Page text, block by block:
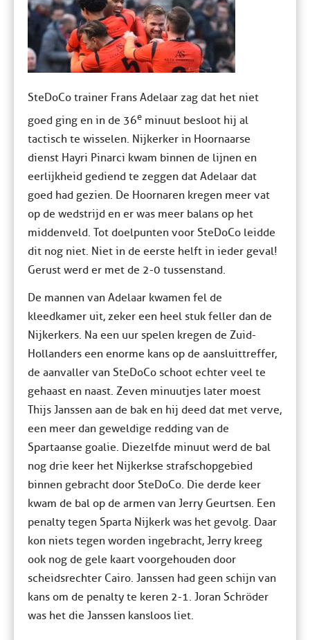
SteDoCo trainer Frans Adelaar zag dat het niet
goed ging en in de 36e minuut besloot hij al
tactisch te wisselen. Nijkerker in Hoornaarse
dienst Hayri Pinarci kwam binnen de lijnen en
eerlijkheid gediend te zeggen dat Adelaar dat
goed had gezien. De Hoornaren kregen meer vat
op de wedstrijd en er was meer balans op het
middenveld. Tot doelpunten voor SteDoCo leidde
dit nog niet. Niet in de eerste helft in ieder geval!
Gerust werd er met de 2-0 tussenstand.
De mannen van Adelaar kwamen fel de
kleedkamer uit, zeker een heel stuk feller dan de
Nijkerkers. Na een uur spelen kregen de Zuid-
Hollanders een enorme kans op de aansluittreffer,
de aanvaller van SteDoCo schoot echter veel te
gehaast en naast. Zeven minuutjes later moest
Thijs Janssen aan de bak en hij deed dat met verve,
een meer dan geweldige redding van de
Spartaanse goalie. Diezelfde minuut werd de bal
nog drie keer het Nijkerkse strafschopgebied
binnen gebracht door SteDoCo. Die derde keer
kwam de bal op de armen van Jerry Geurtsen. Een
penalty tegen Sparta Nijkerk was het gevolg. Daar
kon niets tegen worden ingebracht, Jerry kreeg
ook nog de gele kaart voorgehouden door
scheidsrechter Cairo. Janssen had geen schijn van
kans om de penalty te keren 2-1. Joran Schröder
was het die Janssen kansloos liet.